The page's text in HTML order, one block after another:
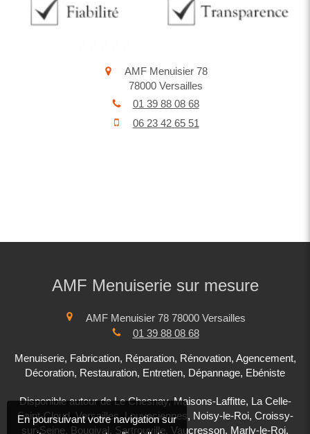
AMF Menuisier 78
78000 Versailles
01 39 88 08 68
06 23 42 65 51
AMF Menuiserie sur mesure
AMF Menuisier 78 78000 Versailles
01 39 88 08 68
Menuiserie, Fabrication, Réparation, Rénovation, Agencement,
Décoration, Restauration, Entretien, Dépannage, Ebéniste
Disponible autour de Le Chesnay, Maisons-Laffitte, La Celle-
Saint-Cloud, Versailles, Louveciennes, Noisy-le-Roi, Croissy-
sur-Seine, Bougival, Sartrouville, Vaucresson, Marly-le-Roi,
En poursuivant votre navigation sur